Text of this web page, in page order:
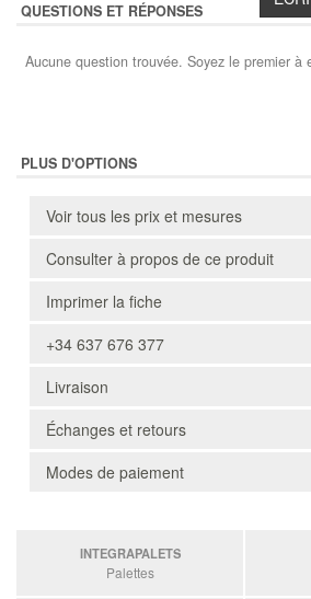
QUESTIONS ET RÉPONSES
Aucune question trouvée. Soyez le premier à
PLUS D'OPTIONS
Voir tous les prix et mesures
Consulter à propos de ce produit
Imprimer la fiche
+34 637 676 377
Livraison
Échanges et retours
Modes de paiement
INTEGRAPALETS
Palettes